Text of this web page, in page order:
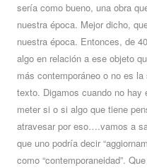
sería como bueno, una obra
nuestra época. Mejor dicho,
nuestra época. Entonces, de
algo en relación a ese objeto
más contemporáneo o no es
texto. Digamos cuando no hay
meter si o si algo que tiene
atravesar por eso….vamos a
que uno podría decir
como “contemporaneidad”.